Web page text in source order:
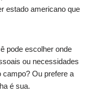
estado americano que
pode escolher onde
ou necessidades
campo? Ou prefere a
é sua.